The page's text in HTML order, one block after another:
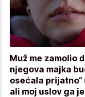
Muž me zamolio
njegova majka
osećala prijatno“
ali moj uslov ga